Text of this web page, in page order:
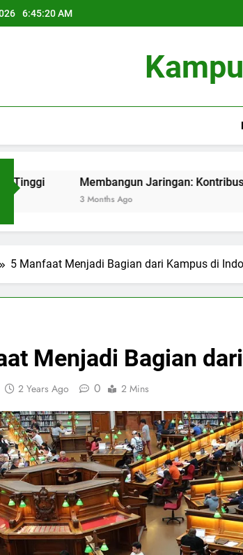
6:45:21 AM
Membangun Jaringan: Kontribusi Alumni
5 Manfaat Menjadi Bagian dari Kampus di
Menjadi Bagian
2 Years Ago 0 2 Mins